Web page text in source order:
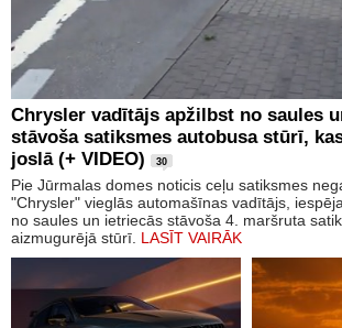
Chrysler vadītājs apžilbst no saules
stāvoša satiksmes autobusa stūrī,
joslā (+ VIDEO)
30
Pie Jūrmalas domes noticis ceļu satiksmes
"Chrysler" vieglās automašīnas vadītājs,
no saules un ietriecās stāvoša 4. maršruta
aizmugurējā stūrī. LASĪT VAIRĀK